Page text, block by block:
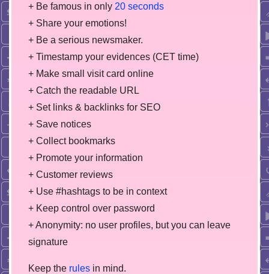
+ Be famous in only 20 seconds
+ Share your emotions!
+ Be a serious newsmaker.
+ Timestamp your evidences (CET time)
+ Make small visit card online
+ Catch the readable URL
+ Set links & backlinks for SEO
+ Save notices
+ Collect bookmarks
+ Promote your information
+ Customer reviews
+ Use #hashtags to be in context
+ Keep control over password
+ Anonymity: no user profiles, but you can leave
signature
Keep the rules in mind.